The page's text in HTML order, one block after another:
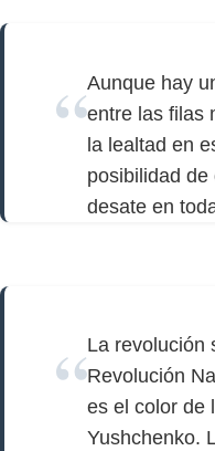
Aunque hay
entre las filas
la lealtad en
posibilidad
desate en
La revolución
Revolución
es el color de
Yushchenko.